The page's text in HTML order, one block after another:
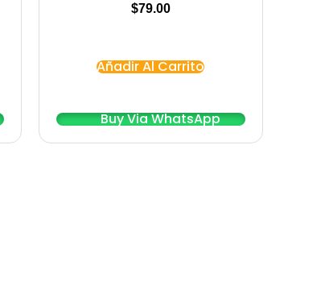
$79.00
Añadir Al Carrito
Buy Via WhatsApp